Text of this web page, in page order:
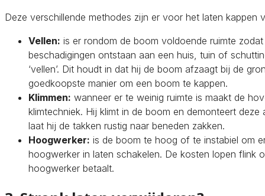
Deze verschillende methodes zijn er voor het laten kappen
Vellen: is er rondom de boom voldoende ruimte
beschadigingen ontstaan aan een huis, tuin of
‘vellen’. Dit houdt in dat hij de boom afzaagt bij de
goedkoopste manier om een boom te kappen.
Klimmen: wanneer er te weinig ruimte is maakt de
klimtechniek. Hij klimt in de boom en demonteert
laat hij de takken rustig naar beneden zakken.
Hoogwerker: is de boom te hoog of te instabiel om
hoogwerker in laten schakelen. De kosten lopen flink
hoogwerker betaalt.